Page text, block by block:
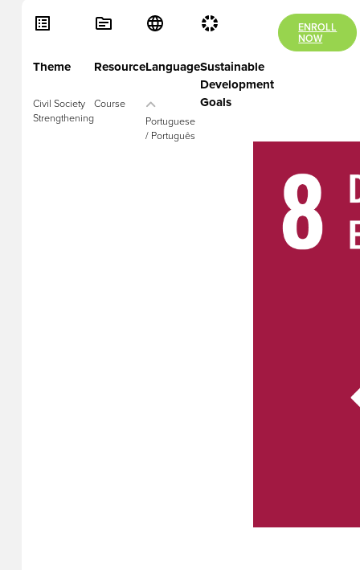
Theme
Civil Society
Strengthening
Resource
Course
Language
Portuguese
/ Português
Sustainable
Development
Goals
ENROLL
NOW